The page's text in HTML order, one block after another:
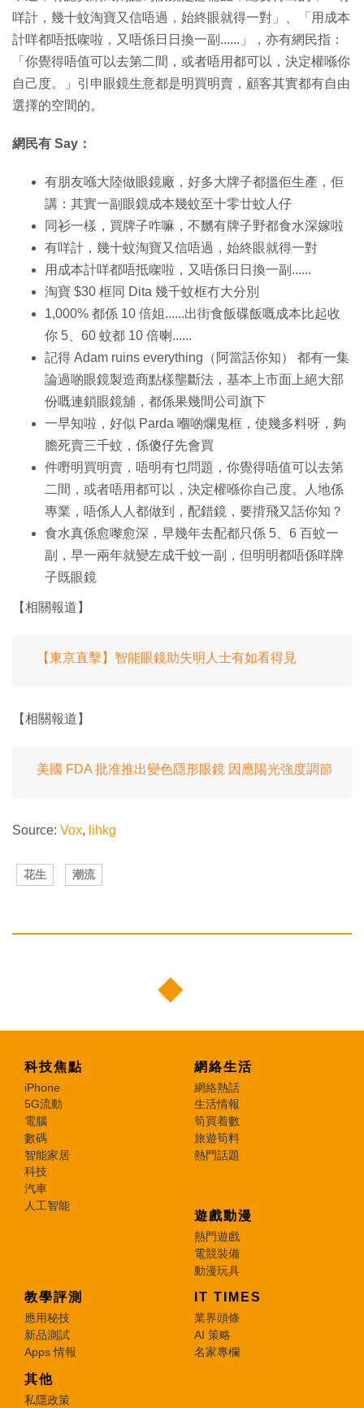
咩計，幾十蚊淘寶又信唔過，始終眼就得一對」、「用成本
計咩都唔抵㗎啦，又唔係日日換一副......」，亦有網民指：
「你覺得唔值可以去第二間，或者唔用都可以，決定權喺你
自己度。」引申眼鏡生意都是明買明賣，顧客其實都有自由
選擇的空間的。
網民有 Say：
有朋友喺大陸做眼鏡廠，好多大牌子都搵佢生產，佢
講：其實一副眼鏡成本幾蚊至十零廿蚊人仔
同衫一樣，買牌子咋嘛，不嬲有牌子野都食水深嫁啦
有咩計，幾十蚊淘寶又信唔過，始終眼就得一對
用成本計咩都唔抵㗎啦，又唔係日日換一副......
淘寶 $30 框同 Dita 幾千蚊框冇大分別
1,000% 都係 10 倍姐......出街食飯碟飯嘅成本比起收
你 5、60 蚊都 10 倍喇......
記得 Adam ruins everything（阿當話你知） 都有一集
論過啲眼鏡製造商點樣壟斷法，基本上市面上絕大部
份嘅連鎖眼鏡舖，都係果幾間公司旗下
一早知啦，好似 Parda 嗰啲爛鬼框，使幾多料呀，夠
膽死賣三千蚊，係傻仔先會買
件嘢明買明賣，唔明有乜問題，你覺得唔值可以去第
二間，或者唔用都可以，決定權喺你自己度。人地係
專業，唔係人人都做到，配錯鏡，要揹飛又話你知？
食水真係愈嚟愈深，早幾年去配都只係 5、6 百蚊一
副，早一兩年就變左成千蚊一副，但明明都唔係咩牌
子既眼鏡
【相關報道】
【東京直擊】智能眼鏡助失明人士有如看得見
【相關報道】
美國 FDA 批准推出變色隱形眼鏡 因應陽光強度調節
Source: Vox, lihkg
花生 潮流
科技焦點
iPhone
5G流動
電腦
數碼
智能家居
科技
汽車
人工智能
網絡生活
網絡熱話
生活情報
筍買着數
旅遊筍料
熱門話題
遊戲動漫
熱門遊戲
電競裝備
動漫玩具
教學評測
應用秘技
新品測試
Apps 情報
IT TIMES
業界頭條
AI 策略
名家專欄
其他
私隱政策